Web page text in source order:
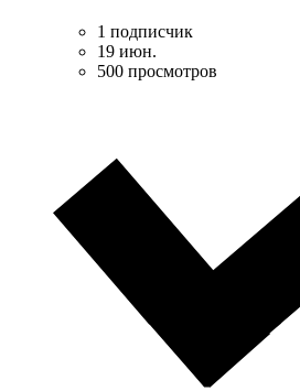
1 подписчик
19 июн.
500 просмотров